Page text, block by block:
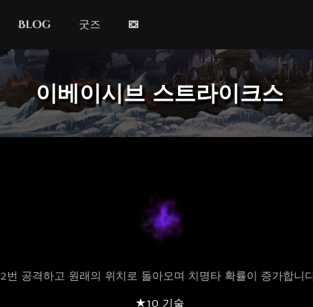
Blog 굿즈
이베이시브 스트라이크스
2번 공격하고 원래의 위치로 돌아오며 치명타 확률이 증가합니
★10 기술